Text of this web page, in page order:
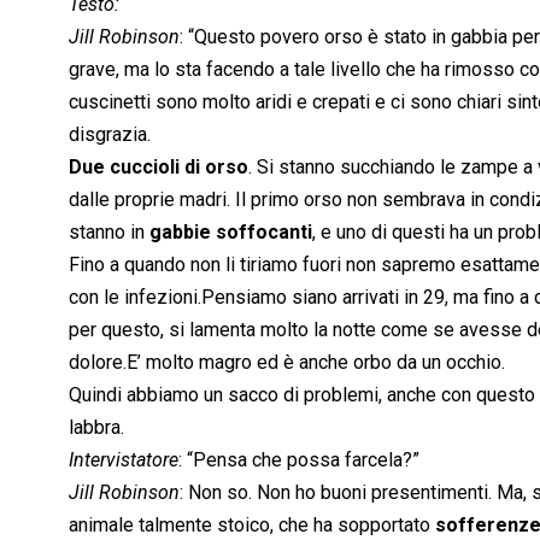
Jill Robinson: “Questo povero orso è stato in gabbia
grave, ma lo sta facendo a tale livello che ha rimosso
cuscinetti sono molto aridi e crepati e ci sono chiari
disgrazia.
Due cuccioli di orso. Si stanno succhiando le zampe
dalle proprie madri. Il primo orso non sembrava in
stanno in gabbie soffocanti, e uno di questi ha un
Fino a quando non li tiriamo fuori non sapremo
con le infezioni.Pensiamo siano arrivati in 29, ma fino
per questo, si lamenta molto la notte come se avesse
dolore.E’ molto magro ed è anche orbo da un occhio.
Quindi abbiamo un sacco di problemi, anche con
labbra.
Intervistatore: “Pensa che possa farcela?”
Jill Robinson: Non so. Non ho buoni presentimenti. Ma,
animale talmente stoico, che ha sopportato